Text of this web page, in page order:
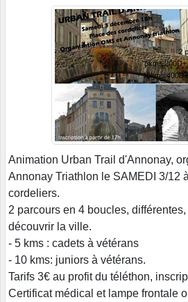
Animation Urban Trail d'Annonay,
Annonay Triathlon le SAMEDI 3/12
cordeliers.
2 parcours en 4 boucles,
découvrir la ville.
- 5 kms : cadets à vétérans
- 10 kms: juniors à vétérans.
Tarifs 3€ au profit du téléthon,
Certificat médical et lampe frontale